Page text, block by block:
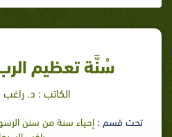
سُنَّة تعظيم
الكاتب : د. راغب
تحت قسم :إحياء سنة من سنن